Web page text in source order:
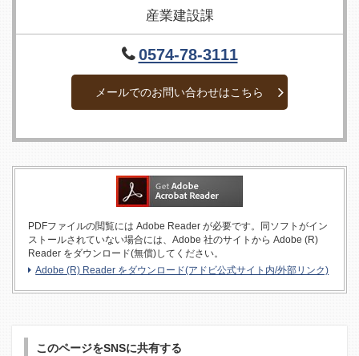
産業建設課
0574-78-3111
メールでのお問い合わせはこちら
PDFファイルの閲覧には Adobe Reader が必要です。同ソフトがイン
ストールされていない場合には、Adobe 社のサイトから Adobe (R)
Reader をダウンロード(無償)してください。
Adobe (R) Reader をダウンロード(アドビ公式サイト内/外部リンク)
このページをSNSに共有する